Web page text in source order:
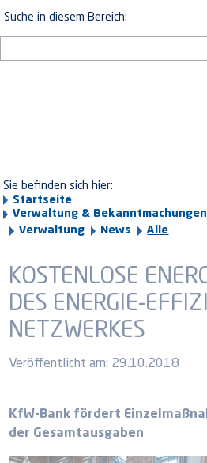
Suche in diesem Bereich:
Sie befinden sich hier:
Startseite
Verwaltung & Bekanntmachungen
Verwaltung
News Alle
KOSTENLOSE
DES ENERGIE-
NETZWERKES
Veröffentlicht am: 29.10.2018
KfW-Bank fördert
der Gesamtausgaben